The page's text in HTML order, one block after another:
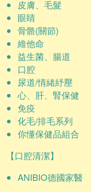
皮膚、毛髮
眼睛
骨骼(關節)
維他命
益生菌、腸道
口腔
尿道/情緒紓壓
心、肝、腎保健
免疫
化毛/排毛系列
你懂保健品組合
【口腔清潔】
ANIBIO德國家醫